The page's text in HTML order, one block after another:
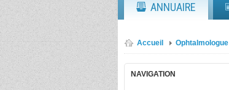
ANNUAIRE
Accueil Ophtalmologue
NAVIGATION